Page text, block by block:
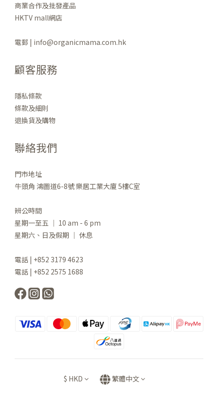
商業合作及批發產品
HKTV mall網店
電郵 | info@organicmama.com.hk
顧客服務
隱私條款
條款及細則
退換貨及購物
聯絡我們
門市地址
牛頭角 鴻圖道6-8號 樂居工業大廈 5樓C室
辨公時間
星期一至五 ｜ 10 am - 6 pm
星期六、日及假期 ｜ 休息
電話 | +852 3179 4623
電話 | +852 2575 1688
$ HKD 繁體中文